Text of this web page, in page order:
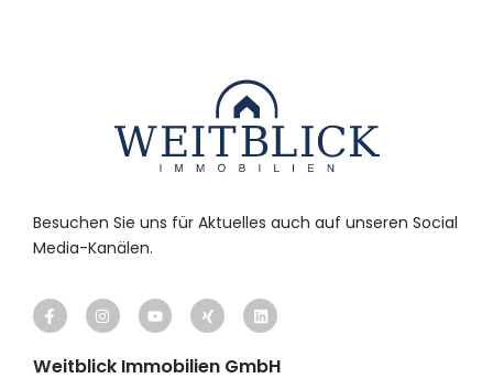
Besuchen Sie uns für Aktuelles auch auf unseren Social
Media-Kanälen.
Weitblick Immobilien GmbH